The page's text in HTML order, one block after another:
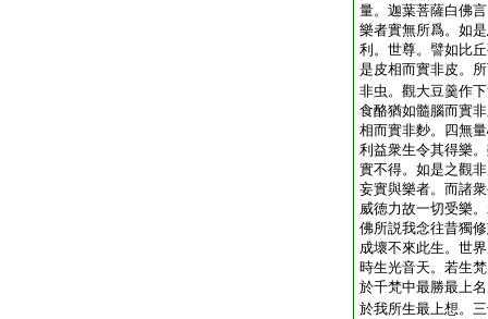
量。迦葉菩薩白佛
樂者實無所爲。如
利。世尊。譬如比
是皮相而實非皮。
非虫。觀大豆羹作
食酪猶如髓腦而實
相而實非麨。四無
利益衆生令其得樂
實不得。如是之觀
妄實與樂者。而諸
威徳力故一切受樂
佛所説我念往昔獨
成壞不來此生。世
時生光音天。若生
於千梵中最勝最上
於我所生最上想。